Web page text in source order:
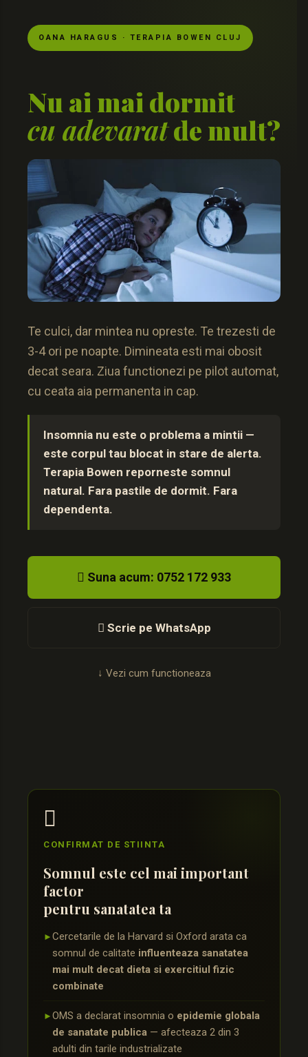
OANA HARAGUS · TERAPIA BOWEN CLUJ
Nu ai mai dormit
cu adevaratde mult?
Te culci, dar mintea nu opreste. Te trezesti de
3-4 ori pe noapte. Dimineata esti mai obosit
decat seara. Ziua functionezi pe pilot automat,
cu ceata aia permanenta in cap.
Insomnia nu este o problema a mintii —
este corpul tau blocat in stare de alerta.
Terapia Bowen reporneste somnul
natural. Fara pastile de dormit. Fara
dependenta.
 Suna acum: 0752 172 933
 Scrie pe WhatsApp
↓ Vezi cum functioneaza

CONFIRMAT DE STIINTA
Somnul este cel mai important
factor
pentru sanatatea ta
► Cercetarile de la Harvard si Oxford arata ca
somnul de calitate influenteaza sanatatea
mai mult decat dieta si exercitiul fizic
combinate
► OMS a declarat insomnia o epidemie globala
de sanatate publica — afecteaza 2 din 3
adulti din tarile industrializate